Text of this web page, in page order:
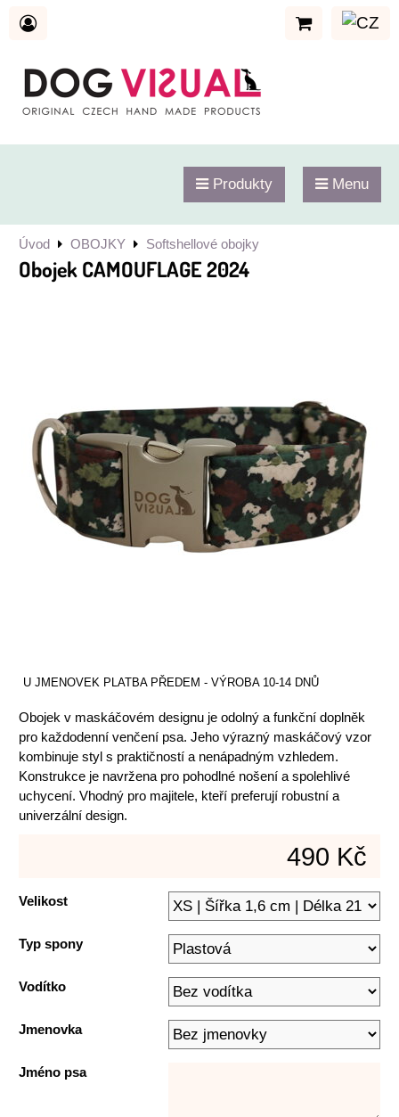
Produkty Menu
Úvod OBOJKY Softshellové obojky
Obojek CAMOUFLAGE 2024
U JMENOVEK PLATBA PŘEDEM - VÝROBA 10-14 DNŮ
Obojek v maskáčovém designu je odolný a funkční doplněk
pro každodenní venčení psa. Jeho výrazný maskáčový vzor
kombinuje styl s praktičností a nenápadným vzhledem.
Konstrukce je navržena pro pohodlné nošení a spolehlivé
uchycení. Vhodný pro majitele, kteří preferují robustní a
univerzální design.
490 Kč
Velikost
Typ spony
Vodítko
Jmenovka
Jméno psa